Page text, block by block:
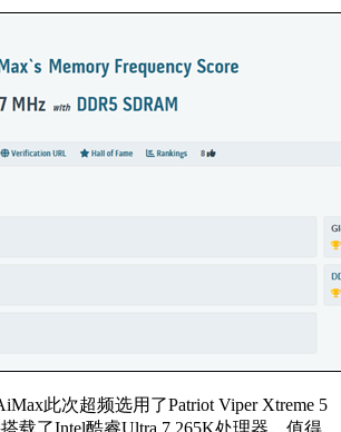
此次超频选用了Patriot Viper Xtreme 5
载了Intel酷睿Ultra 7 265K处理器。值得